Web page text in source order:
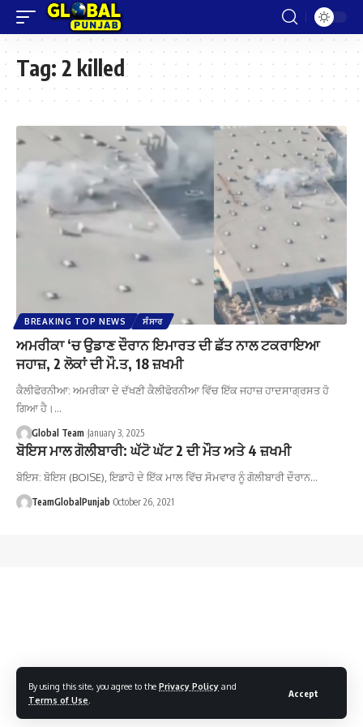
By using this site, you agree to the Privacy Policy and
Terms of Use
Accept
Tag: 2 killed
BREAKING TOP NEWS ਸੰਸਾਰ
ਅਮਰੀਕਾ ‘ਚ ਉਡਾਣ ਦੌਰਾਨ ਇਮਾਰਤ ਦੀ ਛੱਤ ਨਾਲ ਟਕਰਾਇਆ
ਜਹਾਜ਼, 2 ਲੋਕਾਂ ਦੀ ਮੌ.ਤ, 18 ਜ਼ਖਮੀ
ਕੈਲੀਫੋਰਨੀਆ: ਅਮਰੀਕਾ ਦੇ ਦੱਖਣੀ ਕੈਲੀਫੋਰਨੀਆ ਵਿੱਚ ਇੱਕ ਜਹਾਜ਼ ਹਾਦਸਾਗ੍ਰਸਤ ਹੋ
ਗਿਆ ਹੈ।…
Global Team January 3, 2025
ਬੋਇਸ ਮਾਲ ਗੋਲੀਬਾਰੀ: ਘੱਟੋ ਘੱਟ 2 ਦੀ ਮੌਤ ਅਤੇ 4 ਜ਼ਖਮੀ
ਬੋਇਸ: ਬੋਇਸ (BOISE), ਇਡਾਹੋ ਦੇ ਇੱਕ ਮਾਲ ਵਿੱਚ ਸੋਮਵਾਰ ਨੂੰ ਗੋਲੀਬਾਰੀ ਦੌਰਾਨ…
TeamGlobalPunjab October 26, 2021